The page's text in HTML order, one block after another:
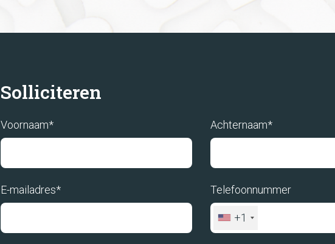
Solliciteren
Voornaam* Achternaam*
E-mailadres* Telefoonnummer
+1